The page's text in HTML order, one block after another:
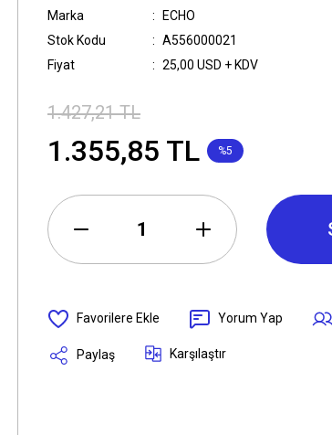
Marka
ECHO
Stok Kodu
A556000021
Fiyat
25,00 USD + KDV
1.427,21 TL
1.355,85 TL %5
Yorum Yap
Paylaş Karşılaştır